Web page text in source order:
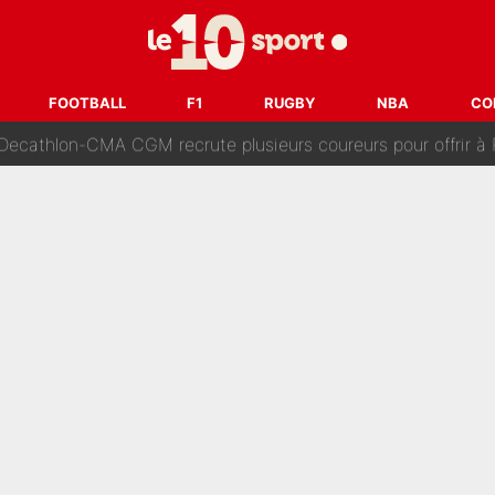
FOOTBALL F1 RUGBY NBA
Jean-Jacques Goldman et Mylène Farmer, le nouveau sélectionneur de
Barcelone ? Les coulisses de la signature historique de
CMA CGM recrute plusieurs coureurs pour offrir à Paul Seixas une